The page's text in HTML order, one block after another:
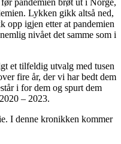
Lykken gikk altså ned,
opp igjen etter at pandemien
nivået det samme som i
et tilfeldig utvalg med tusen
fire år, der vi har bedt dem
i for dem og spurt dem
– 2023.
I denne kronikken kommer